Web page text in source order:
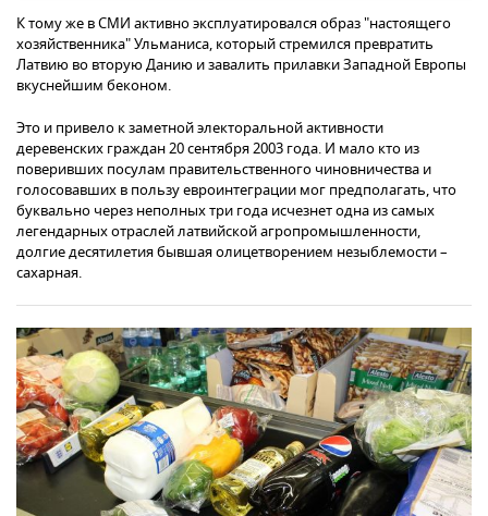
К тому же в СМИ активно эксплуатировался образ "настоящего
хозяйственника" Ульманиса, который стремился превратить
Латвию во вторую Данию и завалить прилавки Западной Европы
вкуснейшим беконом.
Это и привело к заметной электоральной активности
деревенских граждан 20 сентября 2003 года. И мало кто из
поверивших посулам правительственного чиновничества и
голосовавших в пользу евроинтеграции мог предполагать, что
буквально через неполных три года исчезнет одна из самых
легендарных отраслей латвийской агропромышленности,
долгие десятилетия бывшая олицетворением незыблемости –
сахарная.